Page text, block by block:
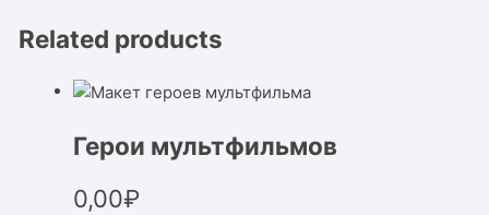
Related products
Герои мультфильмов
0,00₽